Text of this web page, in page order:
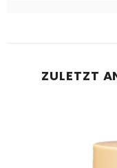
ZULETZT